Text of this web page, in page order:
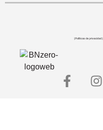
| Políticas de privacidad |